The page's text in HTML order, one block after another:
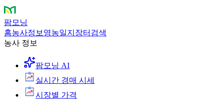
팜모닝
홈농사정보 영농일지 장터 검색
농사 정보
팜모닝 AI
실시간 경매 시세
시장별 가격